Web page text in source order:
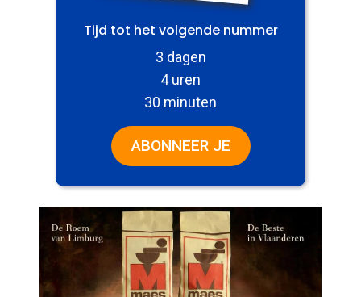
Tijd tot het volgende nummer
3 dagen
4 uren
30 minuten
ABONNEER JE